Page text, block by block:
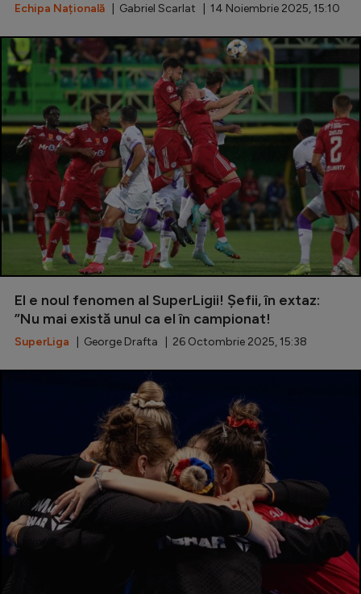
Echipa Națională | Gabriel Scarlat | 14 Noiembrie 2025, 15:10
El e noul fenomen al SuperLigii! Șefii, în extaz:
”Nu mai există unul ca el în campionat!
SuperLiga | George Drafta | 26 Octombrie 2025, 15:38